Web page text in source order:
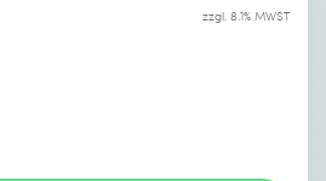
zzgl. 8.1% MWST